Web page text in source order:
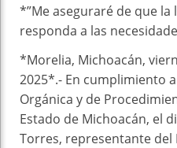
*”Me aseguraré de que
responda a las
*Morelia, Michoacán,
2025*.- En cumplimiento
Orgánica y de
Estado de Michoacán, el
Torres, representante